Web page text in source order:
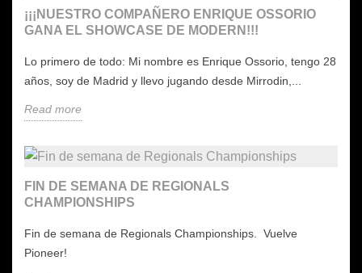
¡¡¡NUESTRO COMPAÑERO ENRIQUE OSSORIO
GANA EL SHOWCASE DE MODERN!!!
Lo primero de todo: Mi nombre es Enrique Ossorio, tengo 28
años, soy de Madrid y llevo jugando desde Mirrodin,...
Read more
FIN DE SEMANA DE REGIONALS
CHAMPIONSHIPS
Fin de semana de Regionals Championships. Vuelve
Pioneer!